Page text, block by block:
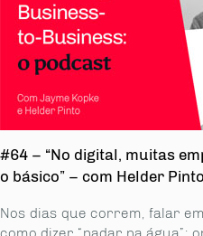
#64 – “No digital, muitas
o básico” – com Helder Pinto
Nos dias que correm, falar